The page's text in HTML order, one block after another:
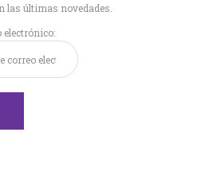
las últimas novedades.
electrónico: